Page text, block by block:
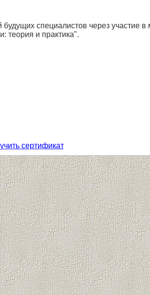
специалистов через участие в
теория и практика".
сертификат